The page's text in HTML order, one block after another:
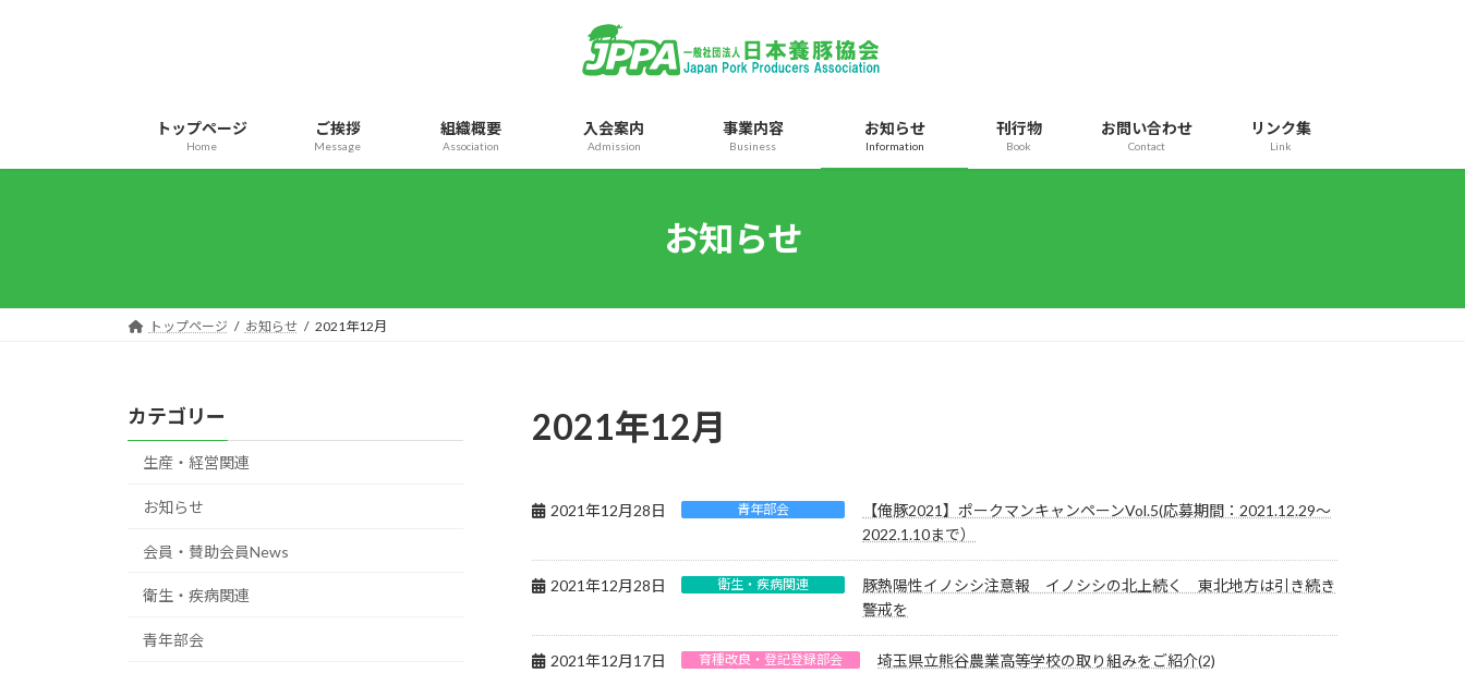
ス
ン
トップページ
Home
ご挨拶
Message
組織概要
Association
入会案内
Admission
事業内容
Business
お知らせ
Information
刊行物
Book
お問い合わせ
Contact
リンク集
Link
お知らせ
トップページ お知らせ 2021年12月
2021年12月
2021年12月28日 青年部会
【俺豚2021】ポークマンキャンペーンVol.5(応募期間：2021.12.29～
2022.1.10まで）
2021年12月28日 衛生・疾病関連
豚熱陽性イノシシ注意報 イノシシの北上続く 東北地方は引き続き
警戒を
2021年12月17日 育種改良・登記登録部会 埼玉県立熊谷農業高等学校の取り組みをご紹介(2)
カテゴリー
生産・経営関連
お知らせ
会員・賛助会員News
衛生・疾病関連
青年部会